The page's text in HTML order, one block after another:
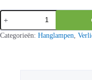
Hanglamp
Aglio
Zwart
38
Categorieën: Hanglampen